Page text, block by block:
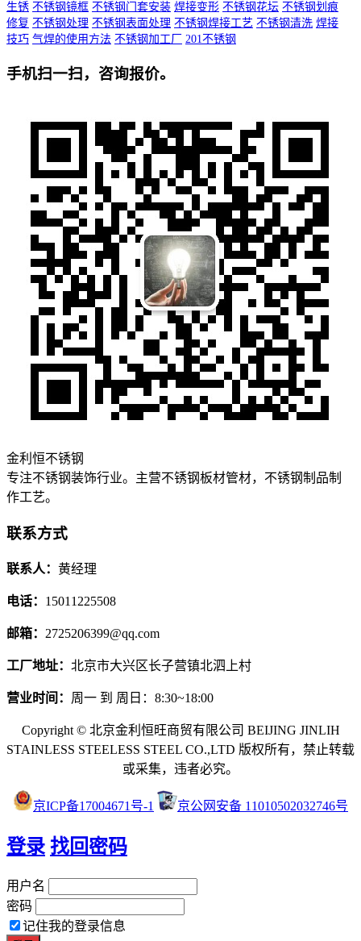
生锈 不锈钢镜框 不锈钢门套安装 焊接变形 不锈钢花坛 不锈钢划痕
修复 不锈钢处理 不锈钢表面处理 不锈钢焊接工艺 不锈钢清洗 焊接
技巧 气焊的使用方法 不锈钢加工厂 201不锈钢
手机扫一扫，咨询报价。
金利恒不锈钢
专注不锈钢装饰行业。主营不锈钢板材管材，不锈钢制品制
作工艺。
联系方式
联系人： 黄经理
电话： 15011225508
邮箱： 2725206399@qq.com
工厂地址： 北京市大兴区长子营镇北泗上村
营业时间： 周一 到 周日：8:30~18:00
Copyright © 北京金利恒旺商贸有限公司 BEIJING JINLIH
STAINLESS STEELESS STEEL CO.,LTD 版权所有，禁止转载
或采集，违者必究。
京ICP备17004671号-1 京公网安备 11010502032746号
登录 找回密码
用户名
密码
记住我的登录信息